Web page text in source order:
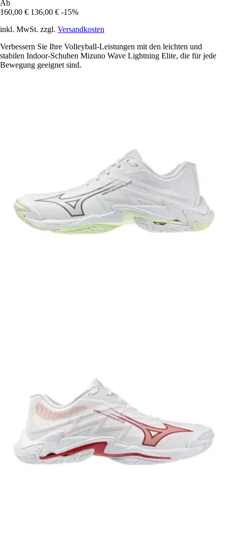
Ab
160,00 € 136,00 € -15%
inkl. MwSt. zzgl. Versandkosten
Verbessern Sie Ihre Volleyball-Leistungen mit den leichten und
stabilen Indoor-Schuhen Mizuno Wave Lightning Elite, die für jede
Bewegung geeignet sind.